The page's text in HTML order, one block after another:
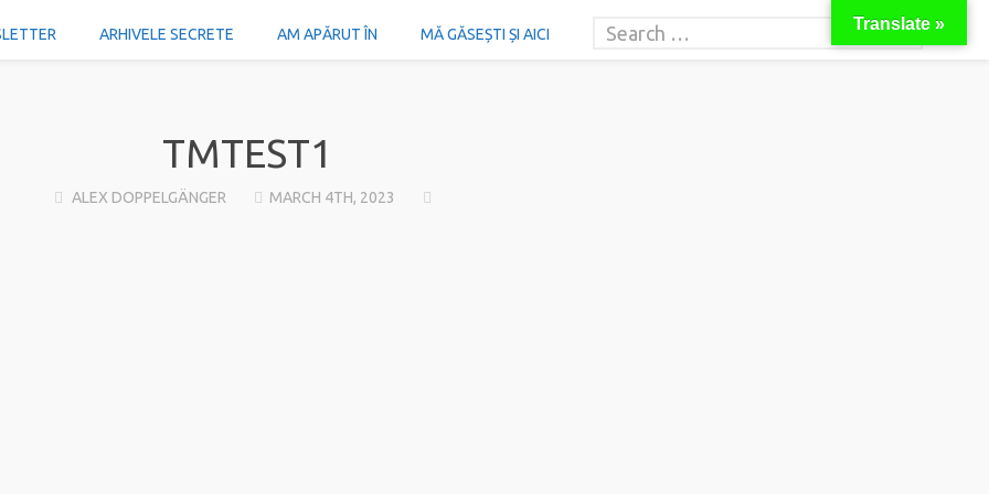
ARHIVELE SECRETE AM APĂRUT ÎN MĂ GĂSEȘTI ȘI AICI
TMTEST1
ALEX DOPPELGÄNGER MARCH 4TH, 2023
Translate »